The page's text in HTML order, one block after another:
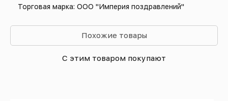
Торговая марка: ООО "Империя поздравлений"
Похожие товары
С этим товаром покупают